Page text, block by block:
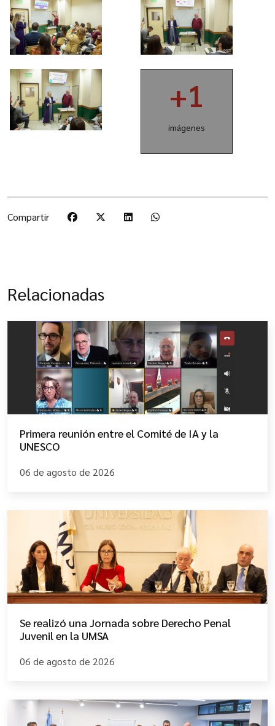
+1
imágenes
Compartir
Relacionadas
Primera reunión entre el Comité de IA y la
UNESCO
06 de agosto de 2026
Se realizó una Jornada sobre Derecho Penal
Juvenil en la UMSA
06 de agosto de 2026